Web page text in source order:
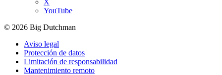
YouTube
© 2026 Big Dutchman
Aviso legal
Protección de datos
Limitación de responsabilidad
Mantenimiento remoto